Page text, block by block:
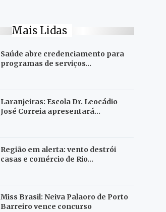
Mais Lidas
Saúde abre credenciamento para
programas de serviços…
Laranjeiras: Escola Dr. Leocádio
José Correia apresentará…
Região em alerta: vento destrói
casas e comércio de Rio…
Miss Brasil: Neiva Palaoro de Porto
Barreiro vence concurso